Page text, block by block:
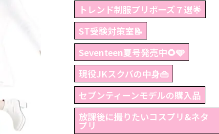
トレンド制服プリポーズ７選🌟
ST受験対策室📝
Seventeen夏号発売中🌻🩵
現役JKスクバの中身👜
セブンティーンモデルの購入品
放課後に撮りたいコスプリ&ネタ
プリ